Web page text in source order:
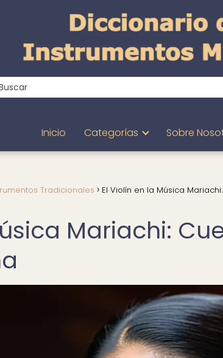
Inicio Categorías Sobre
Tradicionales
El Violín en la Música
Mariachi: